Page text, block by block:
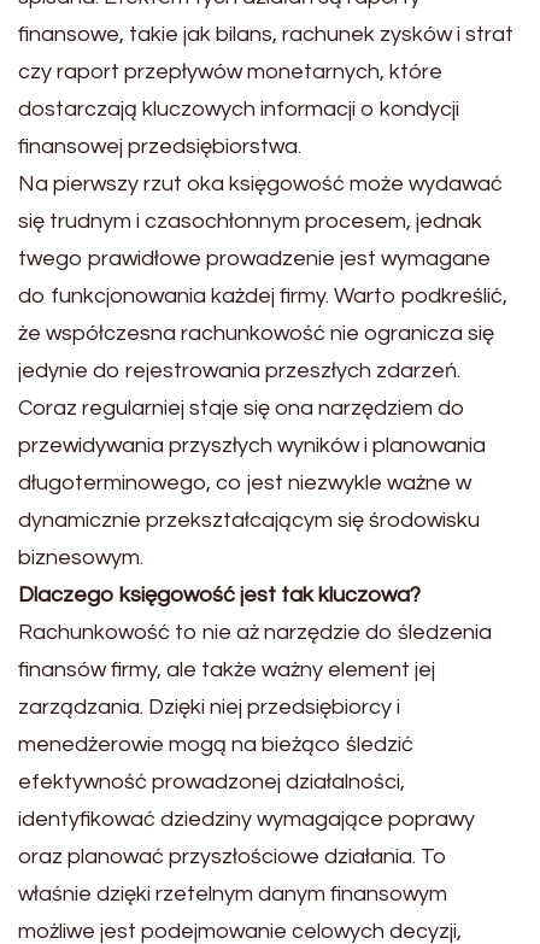
finansowe, takie jak bilans, rachunek zysków i strat
czy raport przepływów monetarnych, które
dostarczają kluczowych informacji o kondycji
finansowej przedsiębiorstwa.
Na pierwszy rzut oka księgowość może wydawać
się trudnym i czasochłonnym procesem, jednak
twego prawidłowe prowadzenie jest wymagane
do funkcjonowania każdej firmy. Warto podkreślić,
że współczesna rachunkowość nie ogranicza się
jedynie do rejestrowania przeszłych zdarzeń.
Coraz regularniej staje się ona narzędziem do
przewidywania przyszłych wyników i planowania
długoterminowego, co jest niezwykle ważne w
dynamicznie przekształcającym się środowisku
biznesowym.
Dlaczego księgowość jest tak kluczowa?
Rachunkowość to nie aż narzędzie do śledzenia
finansów firmy, ale także ważny element jej
zarządzania. Dzięki niej przedsiębiorcy i
menedżerowie mogą na bieżąco śledzić
efektywność prowadzonej działalności,
identyfikować dziedziny wymagające poprawy
oraz planować przyszłościowe działania. To
właśnie dzięki rzetelnym danym finansowym
możliwe jest podejmowanie celowych decyzji,